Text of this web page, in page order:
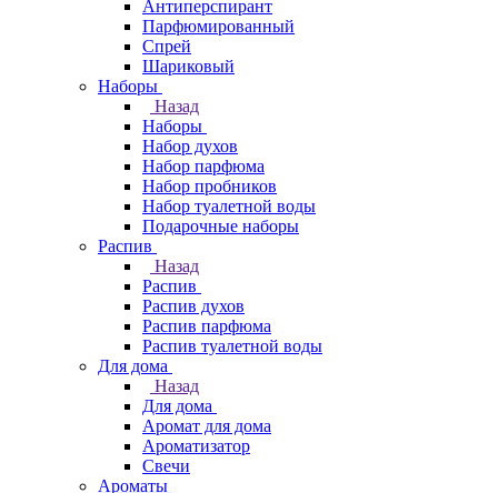
Антиперспирант
Парфюмированный
Спрей
Шариковый
Наборы
Назад
Наборы
Набор духов
Набор парфюма
Набор пробников
Набор туалетной воды
Подарочные наборы
Распив
Назад
Распив
Распив духов
Распив парфюма
Распив туалетной воды
Для дома
Назад
Для дома
Аромат для дома
Ароматизатор
Свечи
Ароматы